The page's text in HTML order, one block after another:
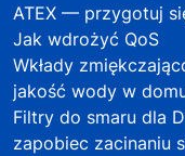
ATEX — przygotuj
Jak wdrożyć QoS
Wkłady
jakość wody w
Filtry do smaru dla
zapobiec zacinaniu